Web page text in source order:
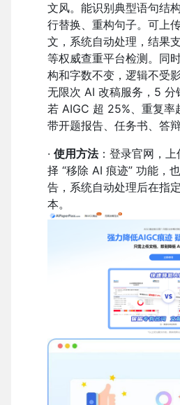
文风。能识别典型语句结
行替换、重构句子。可上
文，系统自动处理，结果
等权威查重平台检测。同
构和字数不变，逻辑不受
无限次 AI 改稿服务，5 分
若 AIGC 超 25%、重复率
带开题报告、任务书、答
· 使用方法：登录官网，
择 “移除 AI 痕迹” 功能，
告，系统自动处理后在指
本。